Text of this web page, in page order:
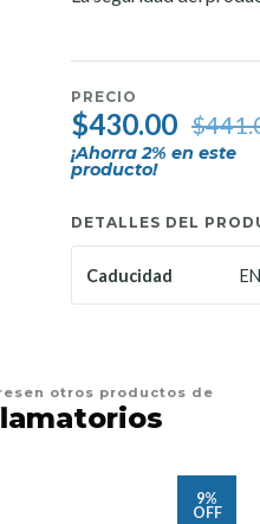
PRECIO
$430.00
¡Ahorra2% en este
producto!
DETALLES DEL
Caducidad
otros productos de
9%
OFF